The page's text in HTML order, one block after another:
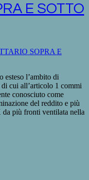
E SOTTO
esteso l’ambito di
cui all’articolo 1 commi
conosciuto come
del reddito e più
più fronti ventilata nella